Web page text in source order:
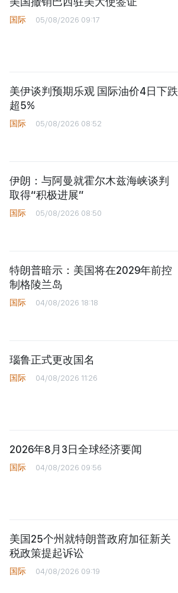
国际 05/08/2026 09:17
美伊谈判预期乐观 国际油价4日下跌
超5%
国际 05/08/2026 08:52
伊朗：与阿曼就霍尔木兹海峡谈判
取得“积极进展”
国际 05/08/2026 08:50
特朗普暗示：美国将在2029年前控
制格陵兰岛
国际 04/08/2026 18:18
瑙鲁正式更改国名
国际 04/08/2026 11:26
2026年8月3日全球经济要闻
国际 04/08/2026 09:56
美国25个州就特朗普政府加征新关
税政策提起诉讼
国际 04/08/2026 09:19